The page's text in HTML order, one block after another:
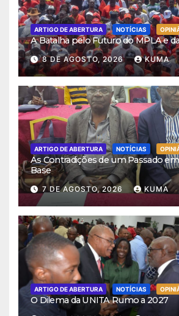
ARTIGO DE ABERTURA NOTÍCIAS
A Batalha pelo Futuro do MPLA e
8 DE AGOSTO, 2026 KUMA
ARTIGO DE ABERTURA NOTÍCIAS
As Contradições de um Passado
Base
7 DE AGOSTO, 2026 KUMA
ARTIGO DE ABERTURA NOTÍCIAS
O Dilema da UNITA Rumo a 2027